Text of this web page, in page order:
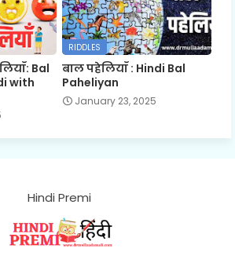
Bal
with
RIDDLES
बाल पहेलियाँ : Hindi Bal
Paheliyan
January 23, 2025
Hindi Premi